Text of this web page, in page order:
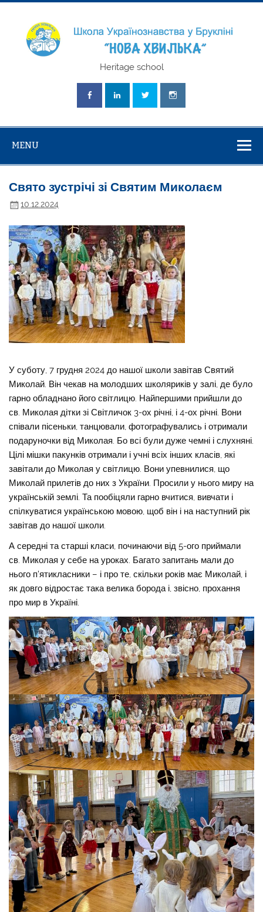
Skip
"Нова
Heritage school
MENU
Свято зустрічі зі Святим Миколаєм
10.12.2024
У суботу, 7 грудня 2024 до нашої школи завітав Святий
Миколай. Він чекав на молодших школяриків у залі, де було
гарно обладнано його світлицю. Найпершими прийшли до
св. Миколая дітки зі Світличок 3-ох річні, і 4-ох річні. Вони
співали пісеньки, танцювали, фотографувались і отримали
подаруночки від Миколая. Бо всі були дуже чемні і слухняні.
Цілі мішки пакунків отримали і учні всіх інших класів, які
завітали до Миколая у світлицю. Вони упевнилися, що
Миколай прилетів до них з України. Просили у нього миру на
українській землі. Та пообіцяли гарно вчитися, вивчати і
спілкуватися українською мовою, щоб він і на наступний рік
завітав до нашої школи.
А середні та старші класи, починаючи від 5-ого приймали
св. Миколая у себе на уроках. Багато запитань мали до
нього п’ятикласники – і про те, скільки років має Миколай, і
як довго відростає така велика борода і, звісно, прохання
про мир в Україні.